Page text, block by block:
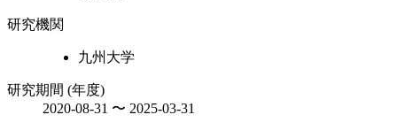
研究機関
九州大学
研究期間 (年度)
2020-08-31 〜 2025-03-31